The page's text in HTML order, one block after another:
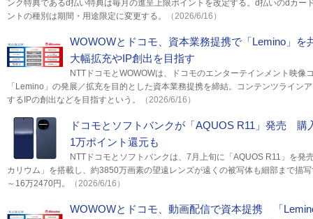
ンク特典であるd払い特典は毎月の進呈上限ポイントを改定する。d払いのdカー
ントの種別は期間・用途限定に変更する。
（2026/6/16）
WOWOWとドコモ、資本業務提携で「Lemino」
大幅拡充やIP創出を目指す
NTTドコモとWOWOWは、ドコモのエンターテインメント映像
「Lemino」の発展／拡充を目的とした資本業務提携を締結。コンテンツライン
するIPの創出などを目指すという。
（2026/6/16）
ドコモとソフトバンクが「AQUOS R11」発売 購
1万ポイント還元も
NTTドコモとソフトバンクは、7月上旬に「AQUOS R11」を発
カリウム」を搭載し、約3850万画素の望遠レンズが遠くの被写体も細部まで描
～16万2470円。
（2026/6/16）
WOWOWとドコモ、動画配信で資本提携 「